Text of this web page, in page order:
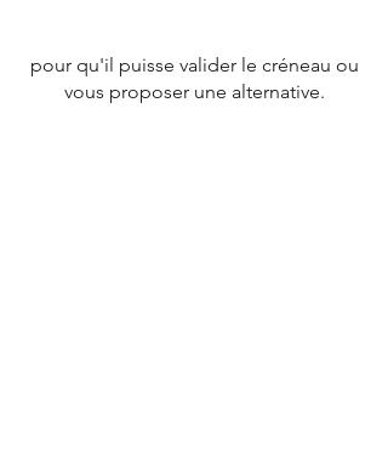
pour qu'il puisse valider le créneau ou
vous proposer une alternative.